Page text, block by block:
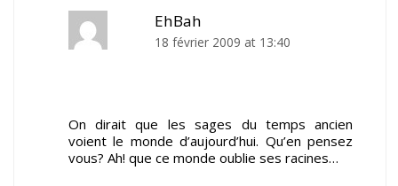
EhBah
18 février 2009 at 13:40
On dirait que les sages du temps ancien
voient le monde d’aujourd’hui. Qu’en pensez
vous? Ah! que ce monde oublie ses racines…